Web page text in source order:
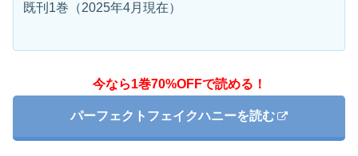
既刊1巻（2025年4月現在）
今なら1巻70%OFFで読める！
パーフェクトフェイクハニーを読む